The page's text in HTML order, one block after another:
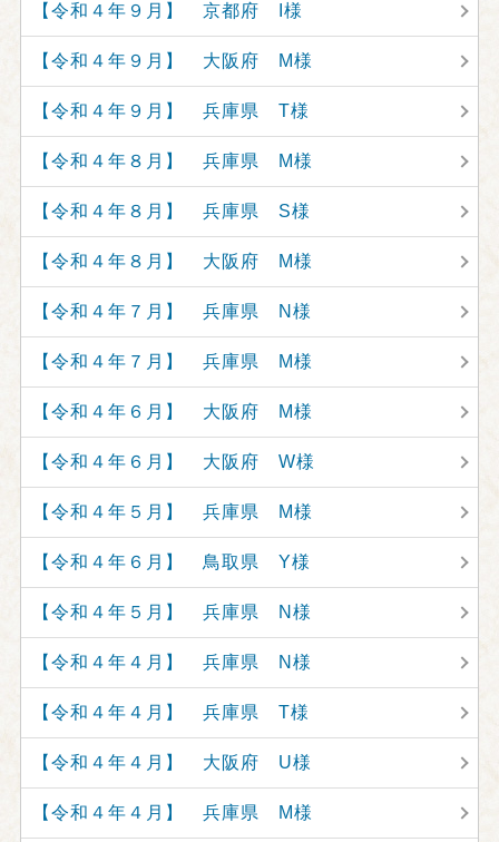
【令和４年９月】 京都府 I様
【令和４年９月】 大阪府 M様
【令和４年９月】 兵庫県 T様
【令和４年８月】 兵庫県 M様
【令和４年８月】 兵庫県 S様
【令和４年８月】 大阪府 M様
【令和４年７月】 兵庫県 N様
【令和４年７月】 兵庫県 M様
【令和４年６月】 大阪府 M様
【令和４年６月】 大阪府 W様
【令和４年５月】 兵庫県 M様
【令和４年６月】 鳥取県 Y様
【令和４年５月】 兵庫県 N様
【令和４年４月】 兵庫県 N様
【令和４年４月】 兵庫県 T様
【令和４年４月】 大阪府 U様
【令和４年４月】 兵庫県 M様